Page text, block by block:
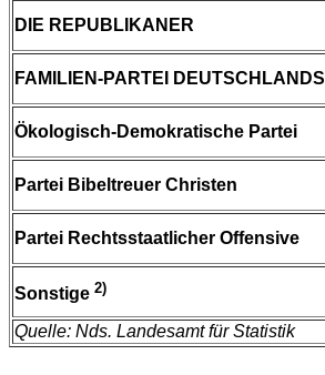
DIE REPUBLIKANER
FAMILIEN-PARTEI DEUTSCHLANDS
Ökologisch-Demokratische Partei
Partei Bibeltreuer Christen
Partei Rechtsstaatlicher Offensive
Sonstige 2)
Quelle: Nds. Landesamt für Statistik